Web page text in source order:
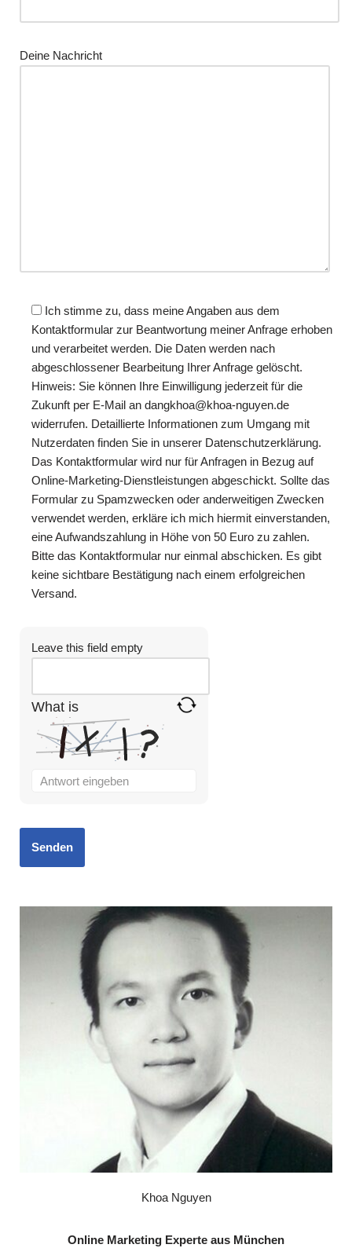
Deine Nachricht
Ich stimme zu, dass meine Angaben aus dem
Kontaktformular zur Beantwortung meiner Anfrage erhoben
und verarbeitet werden. Die Daten werden nach
abgeschlossener Bearbeitung Ihrer Anfrage gelöscht.
Hinweis: Sie können Ihre Einwilligung jederzeit für die
Zukunft per E-Mail an dangkhoa@khoa-nguyen.de
widerrufen. Detaillierte Informationen zum Umgang mit
Nutzerdaten finden Sie in unserer Datenschutzerklärung.
Das Kontaktformular wird nur für Anfragen in Bezug auf
Online-Marketing-Dienstleistungen abgeschickt. Sollte das
Formular zu Spamzwecken oder anderweitigen Zwecken
verwendet werden, erkläre ich mich hiermit einverstanden,
eine Aufwandszahlung in Höhe von 50 Euro zu zahlen.
Bitte das Kontaktformular nur einmal abschicken. Es gibt
keine sichtbare Bestätigung nach einem erfolgreichen
Versand.
Leave this field empty
What is
Khoa Nguyen
Online Marketing Experte aus München